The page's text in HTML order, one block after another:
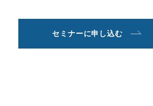
セミナーに申し込む